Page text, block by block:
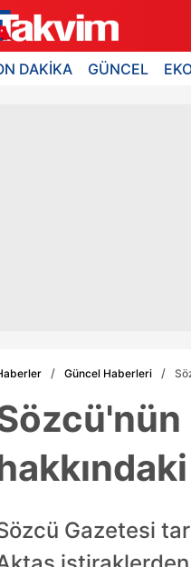
DAKİKA GÜNCEL
Güncel Haberleri
Gazetesi